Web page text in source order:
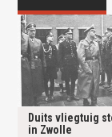
Duits vliegtuig
in Zwolle